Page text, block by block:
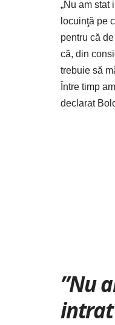
„Nu am stat
locuinţă pe
pentru că
că, din
trebuie să
Între timp
declarat
”Nu
intrat